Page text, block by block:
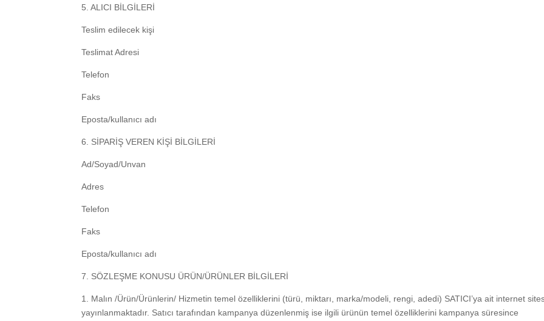
5. ALICI BİLGİLERİ
Teslim edilecek kişi
Teslimat Adresi
Telefon
Faks
Eposta/kullanıcı adı
6. SİPARİŞ VEREN KİŞİ BİLGİLERİ
Ad/Soyad/Unvan
Adres
Telefon
Faks
Eposta/kullanıcı adı
7. SÖZLEŞME KONUSU ÜRÜN/ÜRÜNLER BİLGİLERİ
1. Malın /Ürün/Ürünlerin/ Hizmetin temel özelliklerini (türü, miktarı, marka/modeli, rengi, adedi) SATICI’ya ait internet
yayınlanmaktadır. Satıcı tarafından kampanya düzenlenmiş ise ilgili ürünün temel özelliklerini kampanya süresince